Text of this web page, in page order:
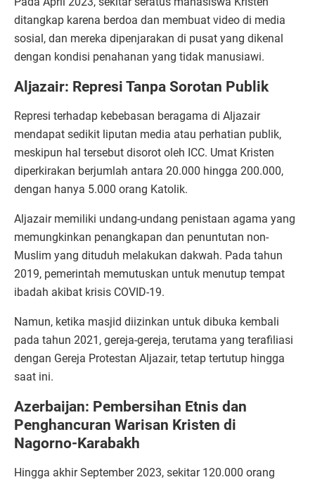
ditangkap karena berdoa dan membuat video di media
sosial, dan mereka dipenjarakan di pusat yang dikenal
dengan kondisi penahanan yang tidak manusiawi.
Aljazair: Represi Tanpa Sorotan Publik
Represi terhadap kebebasan beragama di Aljazair
mendapat sedikit liputan media atau perhatian publik,
meskipun hal tersebut disorot oleh ICC. Umat Kristen
diperkirakan berjumlah antara 20.000 hingga 200.000,
dengan hanya 5.000 orang Katolik.
Aljazair memiliki undang-undang penistaan agama yang
memungkinkan penangkapan dan penuntutan non-
Muslim yang dituduh melakukan dakwah. Pada tahun
2019, pemerintah memutuskan untuk menutup tempat
ibadah akibat krisis COVID-19.
Namun, ketika masjid diizinkan untuk dibuka kembali
pada tahun 2021, gereja-gereja, terutama yang terafiliasi
dengan Gereja Protestan Aljazair, tetap tertutup hingga
saat ini.
Azerbaijan: Pembersihan Etnis dan
Penghancuran Warisan Kristen di
Nagorno-Karabakh
Hingga akhir September 2023, sekitar 120.000 orang